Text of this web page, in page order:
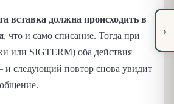
вставка должна происходить в
, что и само списание. Тогда при
или SIGTERM) оба действия
и следующий повтор снова увидит
›